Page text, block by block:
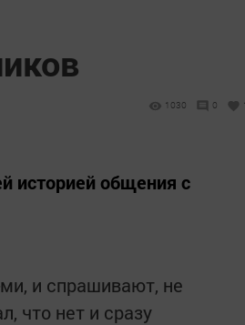
1030 0
историей общения с
и спрашивают, не
что нет и сразу